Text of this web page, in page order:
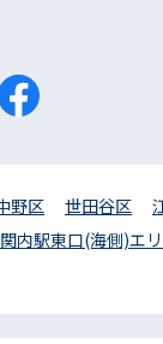
野区 世田谷区
関内駅東口(海側)エ